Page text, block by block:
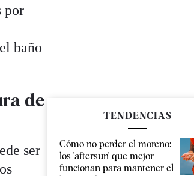
por
baño
de
ser
TENDENCIAS
Cómo no perder el moreno:
los 'aftersun' que mejor
funcionan para mantener el